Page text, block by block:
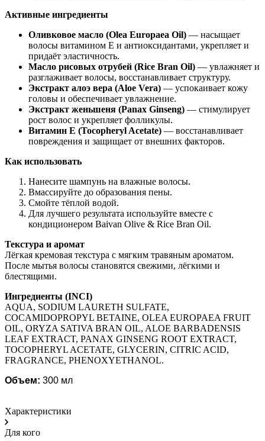
Активные ингредиенты
Оливковое масло (Olea Europaea Oil) — насыщает
волосы витамином E и антиоксидантами, укрепляет и
придаёт эластичность.
Масло рисовых отрубей (Rice Bran Oil) — увлажняет и
разглаживает волосы, восстанавливает структуру.
Экстракт алоэ вера (Aloe Vera) — успокаивает кожу
головы и обеспечивает увлажнение.
Экстракт женьшеня (Panax Ginseng) — стимулирует
рост волос и укрепляет фолликулы.
Витамин E (Tocopheryl Acetate) — восстанавливает
повреждения и защищает от внешних факторов.
Как использовать
Нанесите шампунь на влажные волосы.
Вмассируйте до образования пены.
Смойте тёплой водой.
Для лучшего результата используйте вместе с
кондиционером Baivan Olive & Rice Bran Oil.
Текстура и аромат
Лёгкая кремовая текстура с мягким травяным ароматом.
После мытья волосы становятся свежими, лёгкими и
блестящими.
Ингредиенты (INCI)
AQUA, SODIUM LAURETH SULFATE,
COCAMIDOPROPYL BETAINE, OLEA EUROPAEA FRUIT
OIL, ORYZA SATIVA BRAN OIL, ALOE BARBADENSIS
LEAF EXTRACT, PANAX GINSENG ROOT EXTRACT,
TOCOPHERYL ACETATE, GLYCERIN, CITRIC ACID,
FRAGRANCE, PHENOXYETHANOL.
Объем: 300 мл
Характеристики
Для кого